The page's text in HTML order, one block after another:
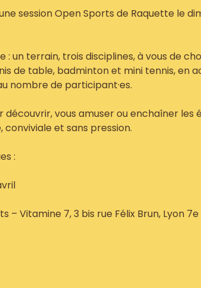
session Open Sports de Raquette le
: un terrain, trois disciplines, à vous de
de table, badminton et mini tennis, en
nombre de participant·es.
découvrir, vous amuser ou enchaîner
et sans pression.
:
– Vitamine 7, 3 bis rue Félix Brun, Lyon 7e